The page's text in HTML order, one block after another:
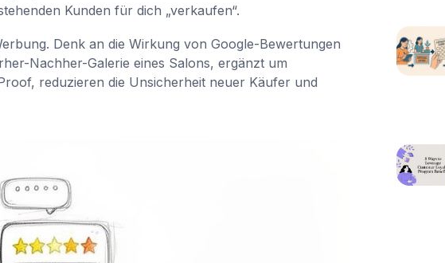
Kunden für dich „verkaufen“.
Denk an die Wirkung von Google-Bewertungen
Nachher-Galerie eines Salons, ergänzt um
reduzieren die Unsicherheit neuer Käufer und